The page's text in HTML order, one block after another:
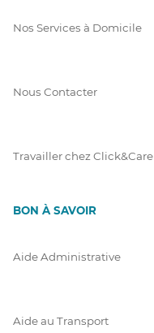
Nos Services à Domicile
Nous Contacter
Travailler chez Click&Care
BON À SAVOIR
Aide Administrative
Aide au Transport